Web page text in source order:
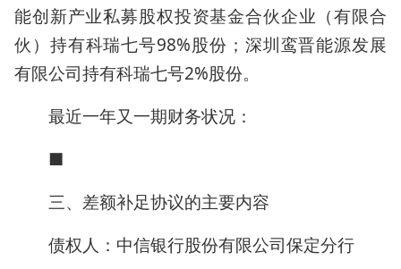
能创新产业私募股权投资基金合伙企业（有限合
伙）持有科瑞七号98%股份；深圳鸾晋能源发展
有限公司持有科瑞七号2%股份。
最近一年又一期财务状况：
■
三、差额补足协议的主要内容
债权人：中信银行股份有限公司保定分行